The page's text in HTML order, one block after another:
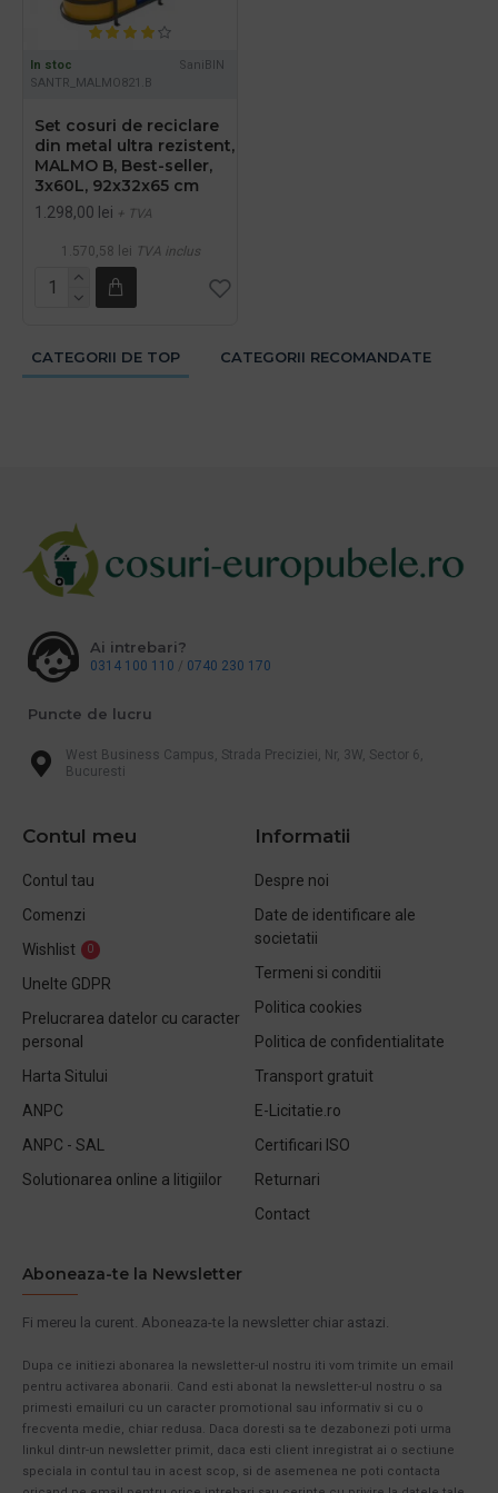
In stoc
SaniBIN
SANTR_MALMO821.B
Set cosuri de reciclare
din metal ultra rezistent,
MALMO B, Best-seller,
3x60L, 92x32x65 cm
1.298,00 lei + TVA
1.570,58 lei TVA inclus
CATEGORII DE TOP CATEGORII RECOMANDATE
Ai intrebari?
0314 100 110 / 0740 230 170
Puncte de lucru
West Business Campus, Strada Preciziei, Nr, 3W, Sector 6,
Bucuresti
Contul meu
Contul tau
Comenzi
Wishlist
0
Unelte GDPR
Prelucrarea datelor cu caracter
personal
Harta Sitului
ANPC
ANPC - SAL
Solutionarea online a litigiilor
Informatii
Despre noi
Date de identificare ale
societatii
Termeni si conditii
Politica cookies
Politica de confidentialitate
Transport gratuit
E-Licitatie.ro
Certificari ISO
Returnari
Contact
Aboneaza-te la Newsletter
Fi mereu la curent. Aboneaza-te la newsletter chiar astazi.
Dupa ce initiezi abonarea la newsletter-ul nostru iti vom trimite un email
pentru activarea abonarii. Cand esti abonat la newsletter-ul nostru o sa
primesti emailuri cu un caracter promotional sau informativ si cu o
frecventa medie, chiar redusa. Daca doresti sa te dezabonezi poti urma
linkul dintr-un newsletter primit, daca esti client inregistrat ai o sectiune
speciala in contul tau in acest scop, si de asemenea ne poti contacta